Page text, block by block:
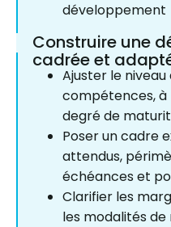
développement
Construire une
cadrée et
Ajuster le
compétences, à
degré de
Poser un cadre
attendus,
échéances et
Clarifier les
les modalités